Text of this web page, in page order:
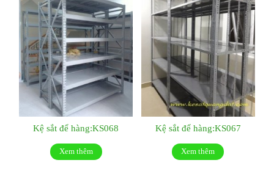
Kệ sắt để hàng:KS068
Xem thêm
Kệ sắt để hàng:KS067
Xem thêm